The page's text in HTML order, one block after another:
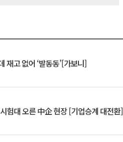
재고 없어 ‘발동동’[가보니]
험대 오른 中企 현장 [기업승계 대전환]